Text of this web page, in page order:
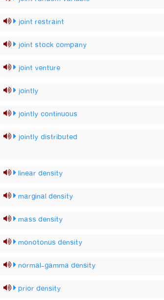
joint restraint
joint stock company
joint venture
jointly
jointly continuous
jointly distributed
linear density
marginal density
mass density
monotonus density
normal-gamma density
prior density